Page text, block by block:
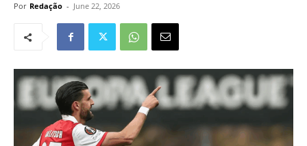
Por Redação - June 22, 2026